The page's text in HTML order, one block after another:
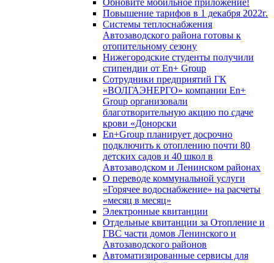
Обновите мобильное приложение!
Повышение тарифов в 1 декабря 2022г.
Системы теплоснабжения
Автозаводского района готовы к
отопительному сезону
Нижегородские студенты получили
стипендии от En+ Group
Сотрудники предприятий ГК
«ВОЛГАЭНЕРГО» компании En+
Group организовали
благотворительную акцию по сдаче
крови «Донорски
En+Group планирует досрочно
подключить к отоплению почти 80
детских садов и 40 школ в
Автозаводском и Ленинском районах
О переводе коммунальной услуги
«Горячее водоснабжение» на расчеты
«месяц в месяц»
Электронные квитанции
Отдельные квитанции за Отопление и
ГВС части домов Ленинского и
Автозаводского районов
Автоматизированные сервисы для